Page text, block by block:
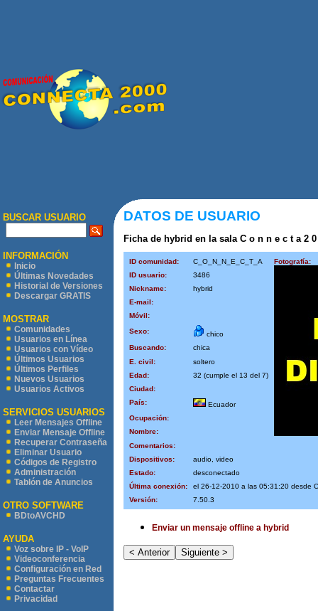
BUSCAR USUARIO
INFORMACIÓN
Inicio
Últimas Novedades
Historial de Versiones
Descargar GRATIS
MOSTRAR
Comunidades
Usuarios en Línea
Usuarios con Vídeo
Últimos Usuarios
Últimos Perfiles
Nuevos Usuarios
Usuarios Activos
SERVICIOS USUARIOS
Leer Mensajes Offline
Enviar Mensaje Offline
Recuperar Contraseña
Eliminar Usuario
Códigos de Registro
Administración
Tablón de Anuncios
OTRO SOFTWARE
BDtoAVCHD
AYUDA
Voz sobre IP - VoIP
Videoconferencia
Configuración en Red
Preguntas Frecuentes
Contactar
Privacidad
DATOS DE USUARIO
Ficha de hybrid en la sala C o n n e c t a 2
ID comunidad: C_O_N_N_E_C_T_A
Fotografía:
ID usuario:
3486
Nickname:
hybrid
E-mail:
Móvil:
Sexo:
chico
Buscando:
chica
E. civil:
soltero
Edad:
32 (cumple el 13 del 7)
Ciudad:
País:
Ecuador
Ocupación:
Nombre:
Comentarios:
Dispositivos:
audio, video
Estado:
desconectado
Última conexión:
el 26-12-2010 a las 05:31:20 desde
Versión:
7.50.3
Enviar un mensaje offline a hybrid